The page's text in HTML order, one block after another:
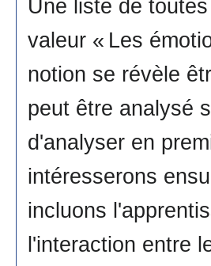
Une liste de
valeur « Les
notion se révèle
peut être analysé selon
d'analyser en
intéresserons
incluons
l'interaction entre